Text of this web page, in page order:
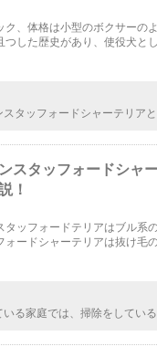
ク、体格は小型のボクサーの
つした歴史があり、使役犬と
スタッフォードシャーテリア
すごい強さです。
スタッフォードシャ
！
タッフォードテリアはブル系
ォードシャーテリアは抜け毛
いる家庭では、掃除をしてい
していきたいですね。